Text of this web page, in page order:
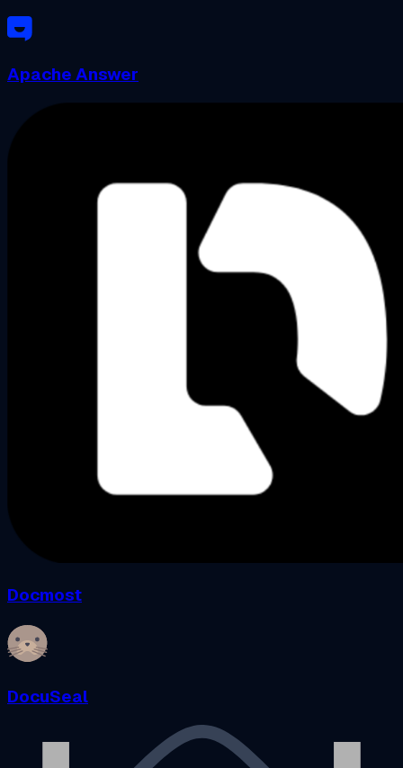
Apache Answer
Docmost
DocuSeal